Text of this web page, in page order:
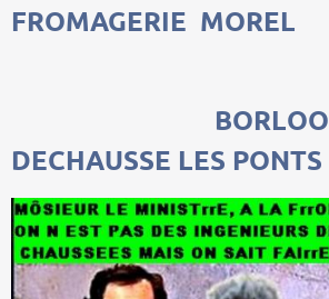
FROMAGERIE MOREL
BORLOO
DECHAUSSE LES PONTS